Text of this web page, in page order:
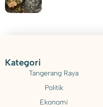
Kategori
Tangerang Raya
Politik
Ekonomi